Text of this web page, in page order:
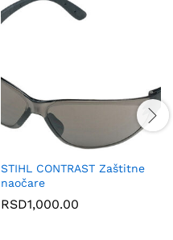
STIHL CONTRAST Zaštitne
naočare
RSD1,000.00